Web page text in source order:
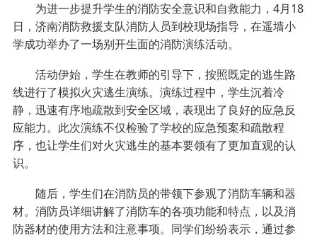
为进一步提升学生的消防安全意识和自救能力，4月18
日，济南消防救援支队消防人员到校现场指导，在遥墙小
学成功举办了一场别开生面的消防演练活动。
活动伊始，学生在教师的引导下，按照既定的逃生路
线进行了模拟火灾逃生演练。演练过程中，学生沉着冷
静，迅速有序地疏散到安全区域，表现出了良好的应急反
应能力。此次演练不仅检验了学校的应急预案和疏散程
序，也让学生们对火灾逃生的基本要领有了更加直观的认
识。
随后，学生们在消防员的带领下参观了消防车辆和器
材。消防员详细讲解了消防车的各项功能和特点，以及消
防器材的使用方法和注意事项。同学们纷纷表示，通过参